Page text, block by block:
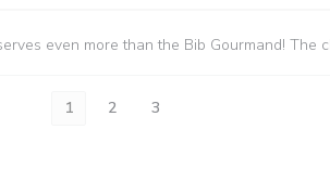
even more than the Bib Gourmand! The
1 2 3